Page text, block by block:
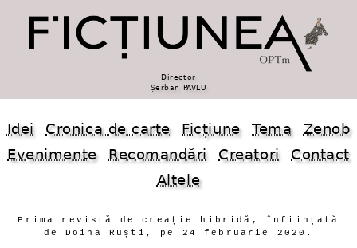
Director
Șerban PAVLU
Idei Cronica de carte Ficțiune Tema
Zenob
Evenimente
Recomandări Creatori
Contact
Altele
Prima revistă de creație hibridă, înființată
de Doina Ruști, pe 24 februarie 2020.